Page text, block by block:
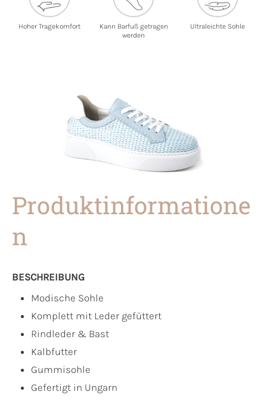
Hoher Tragekomfort
Kann Barfuß getragen
werden
Ultraleichte Sohle
Produktinformatione
n
BESCHREIBUNG
Modische Sohle
Komplett mit Leder gefüttert
Rindleder & Bast
Kalbfutter
Gummisohle
Gefertigt in Ungarn